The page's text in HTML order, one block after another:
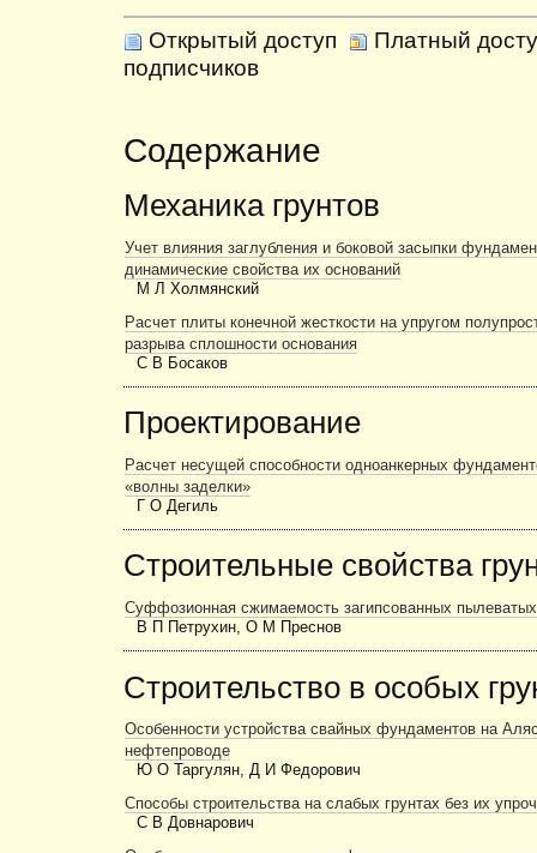
Открытый доступ
Платный
подписчиков
Содержание
Механика грунтов
Учет влияния заглубления и боковой засыпки
динамические свойства их оснований
М Л Холмянский
Расчет плиты конечной жесткости на упругом
разрыва сплошности основания
С В Босаков
Проектирование
Расчет несущей способности одноанкерных
«волны заделки»
Г О Дегиль
Строительные свойства
Суффозионная сжимаемость загипсованных
В П Петрухин, О М Преснов
Строительство в особых
Особенности устройства свайных фундаментов на
нефтепроводе
Ю О Таргулян, Д И Федорович
Способы строительства на слабых грунтах без их
С В Довнарович